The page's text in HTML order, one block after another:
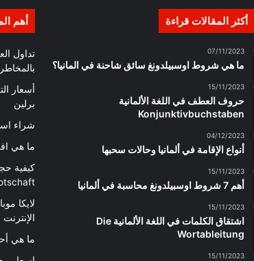
أكثر المقالات قراءة
07/11/2023
ما هي شروط اوسبيلدونغ سائق شاحنة في المانيا؟
15/11/2023
حروف العطف في اللغة الألمانية
Konjunktivbuchstaben
04/12/2023
أنواع الإقامة في ألمانيا وحالات سحبها
15/11/2023
أهم 7 شروط اوسبيلدونغ محاسبة في ألمانيا
15/11/2023
اشتقاق الكلمات في اللغة الألمانية Die
Wortableitung
15/11/2023
أهم
تداول
أسعار
برلين
شراء
ما هي
كيفية
الإنترنت
ما هي